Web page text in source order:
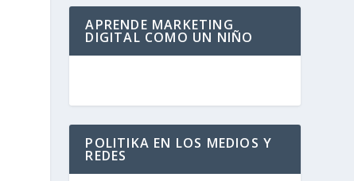
APRENDE MARKETING
DIGITAL COMO UN NIÑO
POLITIKA EN LOS MEDIOS Y
REDES